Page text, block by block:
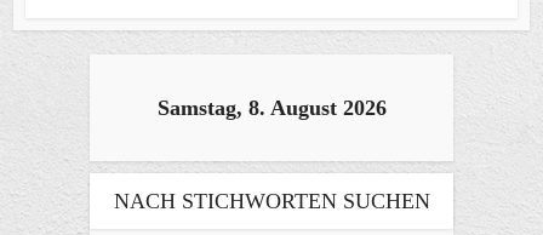
Samstag, 8. August 2026
NACH STICHWORTEN SUCHEN